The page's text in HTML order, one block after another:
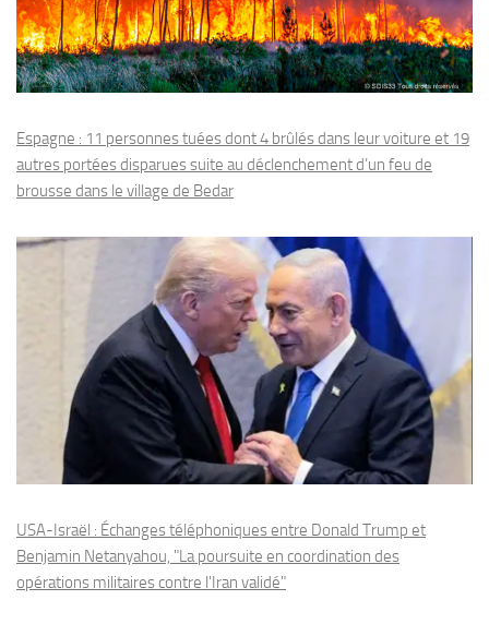
Espagne : 11 personnes tuées dont 4 brûlés dans leur voiture et 19
autres portées disparues suite au déclenchement d’un feu de
brousse dans le village de Bedar
USA-Israël : Échanges téléphoniques entre Donald Trump et
Benjamin Netanyahou, "La poursuite en coordination des
opérations militaires contre l'Iran validé"